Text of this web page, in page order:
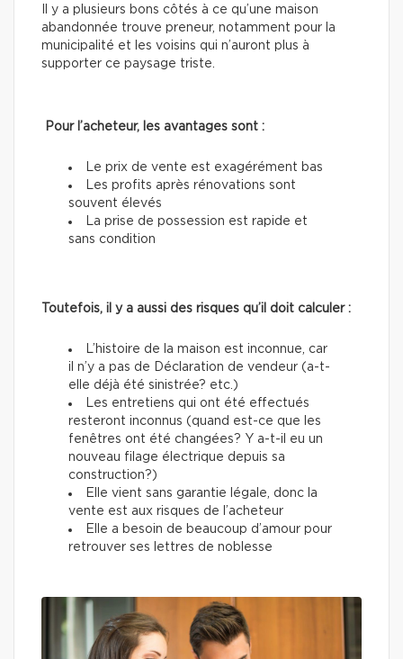
Il y a plusieurs bons côtés à ce qu’une maison
abandonnée trouve preneur, notamment pour la
municipalité et les voisins qui n’auront plus à
supporter ce paysage triste.
Pour l’acheteur, les avantages sont :
Le prix de vente est exagérément bas
Les profits après rénovations sont
souvent élevés
La prise de possession est rapide et
sans condition
Toutefois, il y a aussi des risques qu’il doit calculer :
L’histoire de la maison est inconnue, car
il n’y a pas de Déclaration de vendeur (a-t-
elle déjà été sinistrée? etc.)
Les entretiens qui ont été effectués
resteront inconnus (quand est-ce que les
fenêtres ont été changées? Y a-t-il eu un
nouveau filage électrique depuis sa
construction?)
Elle vient sans garantie légale, donc la
vente est aux risques de l’acheteur
Elle a besoin de beaucoup d’amour pour
retrouver ses lettres de noblesse